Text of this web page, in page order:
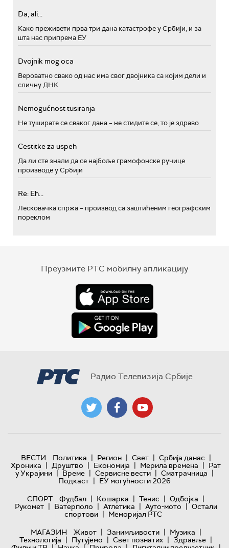
Da, ali...
Како преживети прва три дана катастрофе у Србији, и за
шта нас припрема ЕУ
Dvojnik mog oca
Вероватно свако од нас има свог двојника са којим дели и
сличну ДНК
Nemogućnost tusiranja
Не туширате се сваког дана – не стидите се, то је здраво
Cestitke za uspeh
Да ли сте знали да се најбоље грамофонске ручице
производе у Србији
Re: Eh...
Лесковачка спржа – производ са заштићеним географским
пореклом
Преузмите РТС мобилну апликацију
Радио Телевизија Србије
ВЕСТИ Политика | Регион | Свет | Србија данас |
Хроника | Друштво | Економија | Мерила времена | Рат
у Украјини | Време | Сервисне вести | Сматрачница |
Подкаст | ЕУ могућности 2026
СПОРТ
Фудбал | Кошарка | Тенис | Одбојка |
Рукомет | Ватерполо | Атлетика | Ауто-мото | Остали
спортови | Меморијал РТС
МАГАЗИН
Живот | Занимљивости | Музика |
Технологијa | Путујемо | Свет познатих | Здравље |